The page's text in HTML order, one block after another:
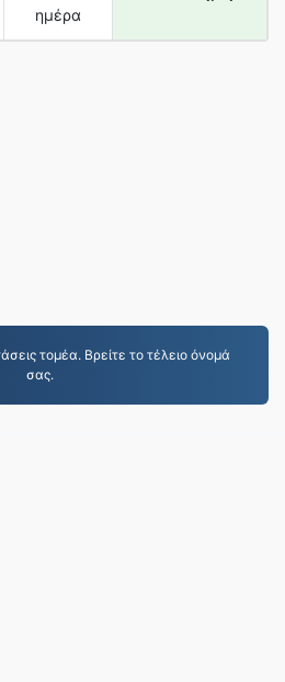
ημέρα
τομέα. Βρείτε το τέλειο όνομά
σας.